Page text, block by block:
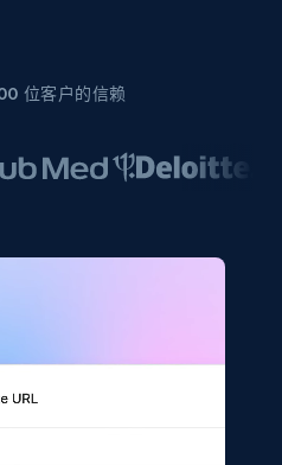
位客户的信赖